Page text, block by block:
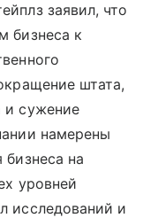
заявил, что
бизнеса к
штата,
и сужение
намерены
бизнеса на
уровней
исследований и